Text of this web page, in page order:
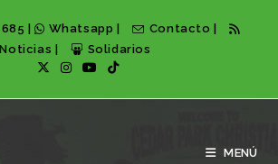
| Whatsapp Contacto
Noticias
Solidarios
MENÚ